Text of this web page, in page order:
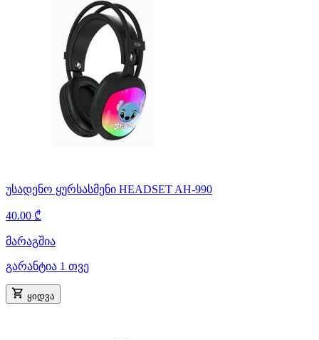
უსადენო ყურსასმენი HEADSET AH-990
40.00 ₾
მარაგშია
გარანტია 1 თვე
ყიდვა